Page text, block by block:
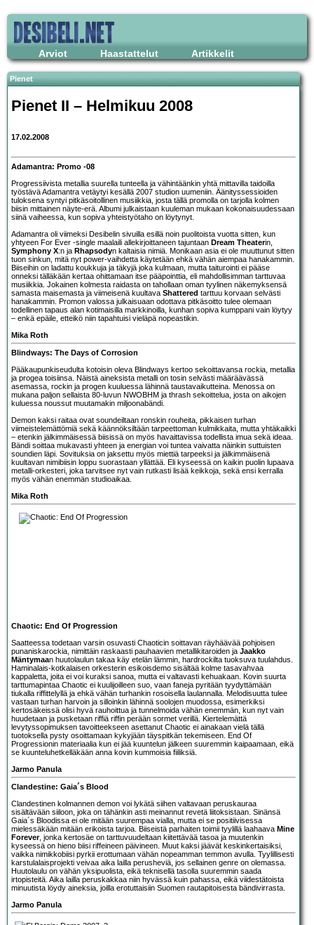
Arviot Haastattelut Artikkelit
Pienet
Pienet II – Helmikuu 2008
17.02.2008
Adamantra: Promo -08
Progressiivista metallia suurella tunteella ja vähintäänkin yhtä mittavilla taidoilla
työstäväAdamantra vetäytyi kesällä 2007 studion uumeniin. Äänityssessioiden
tuloksena syntyi pitkäsoitollinen musiikkia, josta tällä promolla on tarjolla kolmen
biisin mittainen näyte-erä. Albumi julkaistaan kuuleman mukaan kokonaisuudessaan
siinä vaiheessa, kun sopiva yhteistyötaho on löytynyt.
Adamantra oli viimeksi Desibelin sivuilla esillä noin puolitoista vuotta sitten, kun
yhtyeen For Ever -single maalaili allekirjoittaneen tajuntaan Dream Theaterin,
Symphony X:n ja Rhapsodyn kaltaisia nimiä. Monikaan asia ei ole muuttunut sitten
tuon sinkun, mitä nyt power-vaihdetta käytetään ehkä vähän aiempaa hanakammin.
Biiseihin on ladattu koukkuja ja täkyjä joka kulmaan, mutta taiturointi ei pääse
onneksi tälläkään kertaa ohittamaan itse pääpointtia, eli mahdollisimman tarttuvaa
musiikkia. Jokainen kolmesta raidasta on tahollaan oman tyylinen näkemyksensä
samasta maisemasta ja viimeisenä kuultava Shattered tarttuu korvaan selvästi
hanakammin. Promon valossa julkaisuaan odottava pitkäsoitto tulee olemaan
todellinen tapaus alan kotimaisilla markkinoilla, kunhan sopiva kumppani vain löytyy
– enkä epäile, etteikö niin tapahtuisi vieläpä nopeastikin.
Mika Roth
Blindways: The Days of Corrosion
Pääkaupunkiseudulta kotoisin oleva Blindways kertoo sekoittavansa rockia, metallia
ja progea toisiinsa. Näistä aineksista metalli on tosin selvästi määräävässä
asemassa, rockin ja progen kuuluessa lähinnä taustavaikutteina. Menossa on
mukana paljon sellaista 80-luvun NWOBHM ja thrash sekoittelua, josta on aikojen
kuluessa noussut muutamakin miljoonabändi.
Demon kaksi raitaa ovat soundeiltaan ronskin rouheita, pikkaisen turhan
viimeistelemättömiä sekä käännöksiltään tarpeettoman kulmikkaita, mutta yhtäkaikki
– etenkin jälkimmäisessä biisissä on myös havaittavissa todellista imua sekä ideaa.
Bändi soittaa mukavasti yhteen ja energian voi tuntea vaivatta näinkin suttuisten
soundien läpi. Sovituksia on jaksettu myös miettiä tarpeeksi ja jälkimmäisenä
kuultavan nimibiisin loppu suorastaan yllättää. Eli kyseessä on kaikin puolin lupaava
metalli-orkesteri, joka tarvitsee nyt vain rutkasti lisää keikkoja, sekä ensi kerralla
myös vähän enemmän studioaikaa.
Mika Roth
Chaotic: End Of Progression
Saatteessa todetaan varsin osuvasti Chaoticin soittavan räyhäävää pohjoisen
punaniskarockia, nimittäin raskaasti pauhaavien metallikitaroiden ja Jaakko
Mäntymaan huutolaulun takaa käy etelän lämmin, hardrockilta tuoksuva tuulahdus.
Haminalais-kotkalaisen orkesterin esikoisdemo sisältää kolme tasavahvaa
kappaletta, joita ei voi kuraksi sanoa, mutta ei valtavasti kehuakaan. Kovin suurta
tarttumapintaa Chaotic ei kuulijoilleen suo, vaan faneja pyritään tyydyttämään
tiukalla riffittelyllä ja ehkä vähän turhankin rosoisella laulannalla. Melodisuutta tulee
vastaan turhan harvoin ja silloinkin lähinnä soolojen muodossa, esimerkiksi
kertosäkeissä olisi hyvä rauhoittua ja tunnelmoida vähän enemmän, kun nyt vain
huudetaan ja pusketaan riffiä riffin perään sormet verillä. Kiertelemättä
levytyssopimuksen tavoitteekseen asettanut Chaotic ei ainakaan vielä tällä
tuotoksella pysty osoittamaan kykyjään täyspitkän tekemiseen. End Of
Progressionin materiaalia kun ei jää kuuntelun jälkeen suuremmin kaipaamaan, eikä
se kuunteluhetkelläkään anna kovin kummoisia fiiliksiä.
Jarmo Panula
Clandestine: Gaia´s Blood
Clandestinen kolmannen demon voi lykätä siihen valtavaan peruskauraa
sisältävään siiloon, joka on tähänkin asti meinannut revetä liitoksistaan. Sinänsä
Gaia´s Bloodissa ei ole mitään suurempaa vialla, mutta ei se positiivisessa
mielessäkään mitään erikoista tarjoa. Biiseistä parhaiten toimii tyylillä laahaava Mine
Forever, jonka kertosäe on tarttuvuudeltaan kiitettävää tasoa ja muutenkin
kyseessä on hieno biisi riffeineen päivineen. Muut kaksi jäävät keskinkertaisiksi,
vaikka nimikkobiisi pyrkii erottumaan vähän nopeamman temmon avulla. Tyylillisesti
karstulalaisprojekti veivaa aika lailla perusheviä, jos sellainen genre on olemassa.
Huutolaulu on vähän yksipuolista, eikä teknisellä tasolla suuremmin saada
irtopisteitä. Aika lailla peruskakkaa niin hyvässä kuin pahassa, eikä viidestätoista
minuutista löydy aineksia, joilla erotuttaisiin Suomen rautapitoisesta bändivirrasta.
Jarmo Panula